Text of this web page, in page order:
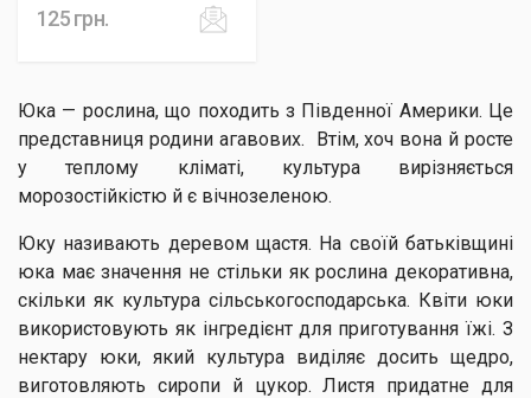
125грн.
Юка — рослина, що походить з Південної Америки. Це
представниця родини агавових. Втім, хоч вона й росте
у теплому кліматі, культура вирізняється
морозостійкістю й є вічнозеленою.
Юку називають деревом щастя. На своїй батьківщині
юка має значення не стільки як рослина декоративна,
скільки як культура сільськогосподарська. Квіти юки
використовують як інгредієнт для приготування їжі. З
нектару юки, який культура виділяє досить щедро,
виготовляють сиропи й цукор. Листя придатне для